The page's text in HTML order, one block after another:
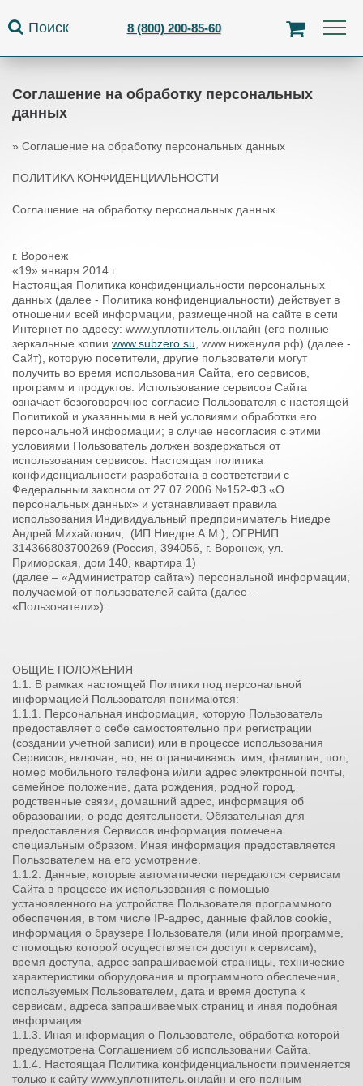
Поиск 8 (800) 200-85-60
Соглашение на обработку персональных
данных
Вы здесь
» Соглашение на обработку персональных данных
ПОЛИТИКА КОНФИДЕНЦИАЛЬНОСТИ
Соглашение на обработку персональных данных.
г. Воронеж
«19» января 2014 г.
Настоящая Политика конфиденциальности персональных
данных (далее - Политика конфиденциальности) действует в
отношении всей информации, размещенной на сайте в сети
Интернет по адресу: www.уплотнитель.онлайн (его полные
зеркальные копии www.subzero.su , www.ниженуля.рф) (далее -
Сайт), которую посетители, другие пользователи могут
получить во время использования Сайта, его сервисов,
программ и продуктов. Использование сервисов Сайта
означает безоговорочное согласие Пользователя с настоящей
Политикой и указанными в ней условиями обработки его
персональной информации; в случае несогласия с этими
условиями Пользователь должен воздержаться от
использования сервисов. Настоящая политика
конфиденциальности разработана в соответствии с
Федеральным законом от 27.07.2006 №152-ФЗ «О
персональных данных» и устанавливает правила
использования Индивидуальный предприниматель Ниедре
Андрей Михайлович, (ИП Ниедре А.М.), ОГРНИП
314366803700269 (Россия, 394056, г. Воронеж, ул.
Приморская, дом 140, квартира 1)
(далее – «Администратор сайта») персональной информации,
получаемой от пользователей сайта (далее –
«Пользователи»).
ОБЩИЕ ПОЛОЖЕНИЯ
1.1. В рамках настоящей Политики под персональной
информацией Пользователя понимаются:
1.1.1. Персональная информация, которую Пользователь
предоставляет о себе самостоятельно при регистрации
(создании учетной записи) или в процессе использования
Сервисов, включая, но, не ограничиваясь: имя, фамилия, пол,
номер мобильного телефона и/или адрес электронной почты,
семейное положение, дата рождения, родной город,
родственные связи, домашний адрес, информация об
образовании, о роде деятельности. Обязательная для
предоставления Сервисов информация помечена
специальным образом. Иная информация предоставляется
Пользователем на его усмотрение.
1.1.2. Данные, которые автоматически передаются сервисам
Сайта в процессе их использования с помощью
установленного на устройстве Пользователя программного
обеспечения, в том числе IP-адрес, данные файлов cookie,
информация о браузере Пользователя (или иной программе,
с помощью которой осуществляется доступ к сервисам),
время доступа, адрес запрашиваемой страницы, технические
характеристики оборудования и программного обеспечения,
используемых Пользователем, дата и время доступа к
сервисам, адреса запрашиваемых страниц и иная подобная
информация.
1.1.3. Иная информация о Пользователе, обработка которой
предусмотрена Соглашением об использовании Сайта.
1.1.4. Настоящая Политика конфиденциальности применяется
только к сайту www.уплотнитель.онлайн и его полным